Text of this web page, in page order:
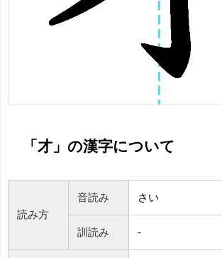
「才」の漢字について
読み方
音読み さい
訓読み -